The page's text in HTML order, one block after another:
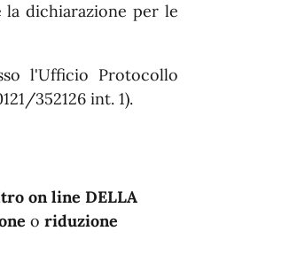
dichiarazione per le
l'Ufficio Protocollo
352126 int. 1).
on line DELLA
o riduzione